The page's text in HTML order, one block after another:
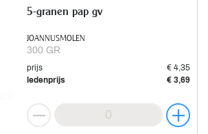
JOANNUSMOLEN
300 GR
5-granen pap gv
prijs
€ 4,35
ledenprijs
€ 3,69